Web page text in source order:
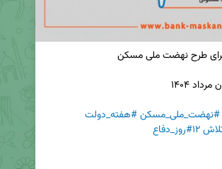
#نهضت_ملی_مسکن#هفته_دولت
#۱۲روز_دفاع